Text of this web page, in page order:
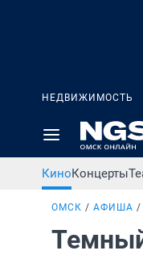
НЕДВИЖИМОСТЬ
КиноКонцерты
ОМСК АФИША